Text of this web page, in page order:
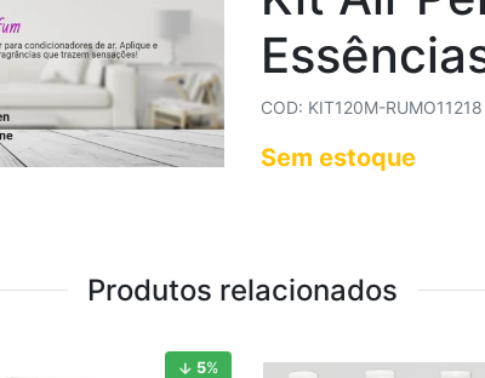
COD: KIT120M-RUMO11218
Sem estoque
Produtos relacionados
5%